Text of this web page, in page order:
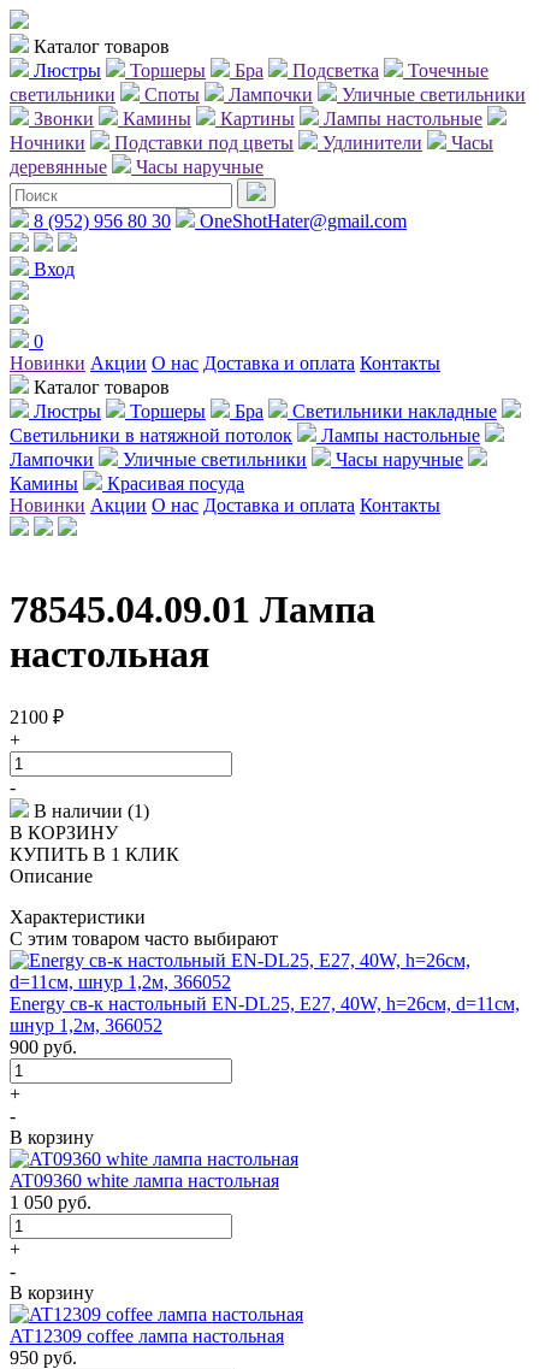
Каталог товаров
Люстры
Торшеры Бра Подсветка
Точечные
светильники
Споты Лампочки
Уличные светильники
Звонки
Камины Картины
Лампы настольные
Ночники
Подставки под цветы Удлинители
Часы
деревянные
Часы наручные
8 (952) 956 80 30 OneShotHater@gmail.com
Вход
0
Новинки Акции О нас Доставка и оплата Контакты
Каталог товаров
Люстры
Торшеры Бра
Светильники накладные
Светильники в натяжной потолок
Лампы настольные
Лампочки
Уличные светильники
Часы наручные
Камины
Красивая посуда
Новинки Акции О нас Доставка и оплата Контакты
78545.04.09.01 Лампа
настольная
2100 ₽
+
-
В наличии (1)
В КОРЗИНУ
КУПИТЬ В 1 КЛИК
Описание
Характеристики
С этим товаром часто выбирают
Energy св-к настольный EN-DL25, E27, 40W, h=26см, d=11см,
шнур 1,2м, 366052
900 руб.
+
-
В корзину
AT09360 white лампа настольная
1 050 руб.
+
-
В корзину
AT12309 coffee лампа настольная
950 руб.